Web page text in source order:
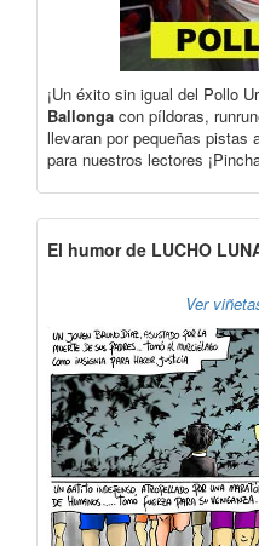
¡Un éxito sin igual del Pollo
Ballonga con píldoras,
llevaran por pequeñas pistas
para nuestros lectores
El humor de LUCHO
Ver